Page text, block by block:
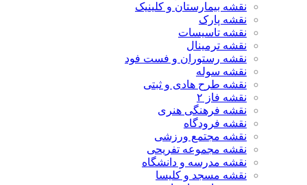
نقشه بیمارستان و کلینیک
نقشه پارک
نقشه تاسیسات
نقشه ترمینال
نقشه رستوران و فست فود
نقشه سوله
نقشه طرح هادی و ثبتی
نقشه فاز ۲
نقشه فرهنگی هنری
نقشه فرودگاه
نقشه مجتمع ورزشی
نقشه مجموعه تفریحی
نقشه مدرسه و دانشگاه
نقشه مسجد و کلیسا